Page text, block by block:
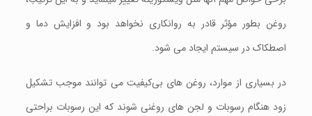
روغن بطور مؤثر قادر به روانکاری نخواهد بود و افزایش دما و
اصطکاک در سیستم ایجاد می‌ شود.
در بسیاری از موارد، روغن‌ های بی‌کیفیت می‌ توانند موجب تشکیل
زود هنگام رسوبات و لجن‌ های روغنی شوند که این رسوبات براحتی